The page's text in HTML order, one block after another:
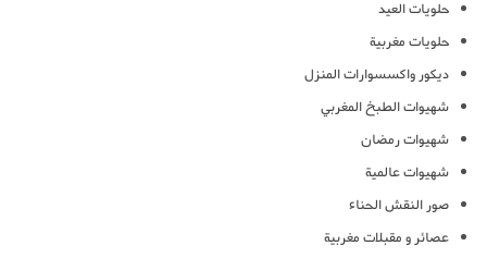
حلويات العيد
حلويات مغربية
ديكور واكسسوارات المنزل
شهيوات الطبخ المغربي
شهيوات رمضان
شهيوات عالمية
صور النقش الحناء
عصائر و مقبلات مغربية